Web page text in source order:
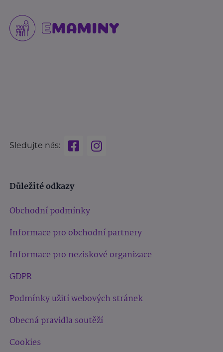
Sledujte nás:
Důležité odkazy
Obchodní podmínky
Informace pro obchodní partnery
Informace pro neziskové organizace
GDPR
Podmínky užití webových stránek
Obecná pravidla soutěží
Cookies